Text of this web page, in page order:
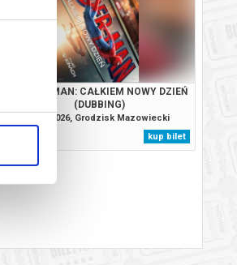
SPIDER-MAN: CAŁKIEM NOWY DZIEŃ
(DUBBING)
10.08.2026, Grodzisk Mazowiecki
kup bilet